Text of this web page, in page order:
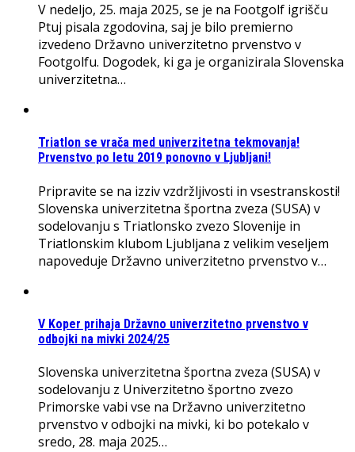
V nedeljo, 25. maja 2025, se je na Footgolf igrišču
Ptuj pisala zgodovina, saj je bilo premierno
izvedeno Državno univerzitetno prvenstvo v
Footgolfu. Dogodek, ki ga je organizirala Slovenska
univerzitetna…
Triatlon se vrača med univerzitetna tekmovanja!
Prvenstvo po letu 2019 ponovno v Ljubljani!
Pripravite se na izziv vzdržljivosti in vsestranskosti!
Slovenska univerzitetna športna zveza (SUSA) v
sodelovanju s Triatlonsko zvezo Slovenije in
Triatlonskim klubom Ljubljana z velikim veseljem
napoveduje Državno univerzitetno prvenstvo v…
V Koper prihaja Državno univerzitetno prvenstvo v
odbojki na mivki 2024/25
Slovenska univerzitetna športna zveza (SUSA) v
sodelovanju z Univerzitetno športno zvezo
Primorske vabi vse na Državno univerzitetno
prvenstvo v odbojki na mivki, ki bo potekalo v
sredo, 28. maja 2025…